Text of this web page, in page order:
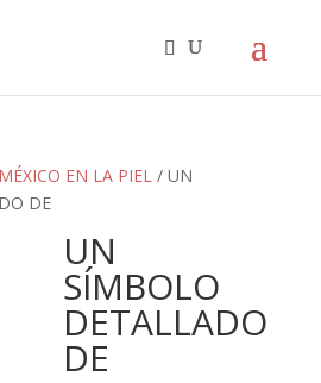
EN LA PIEL/ UN
DE
UN
SÍMBOLO
DETALLADO
DE